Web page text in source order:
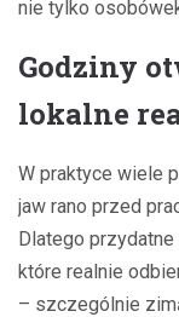
nie tylko
Godziny
lokalne
W praktyce wiele
jaw rano przed
Dlatego
które realnie
– szczególnie